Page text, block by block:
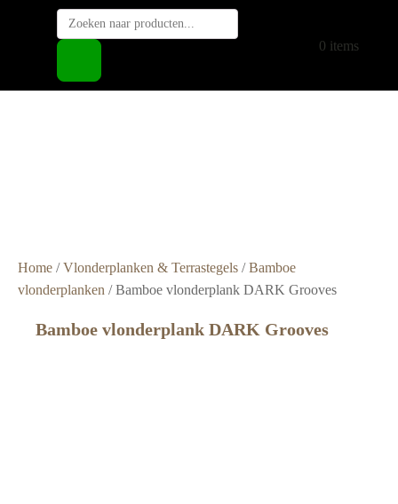
Producten
zoeken
0 items
Home /Vlonderplanken & Terrastegels /Bamboe
vlonderplanken / Bamboe vlonderplank DARK Grooves
Bamboe vlonderplank DARK Grooves